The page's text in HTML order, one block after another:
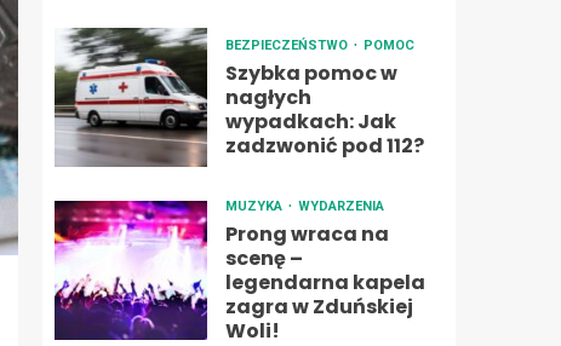
BEZPIECZEŃSTWO POMOC
Szybka pomoc w
nagłych
wypadkach: Jak
zadzwonić pod 112?
MUZYKA WYDARZENIA
Prong wraca na
scenę –
legendarna kapela
zagra w Zduńskiej
Woli!